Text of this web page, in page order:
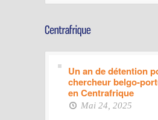
Un an de détention
chercheur belgo-
en Centrafrique
Mai 24, 2025